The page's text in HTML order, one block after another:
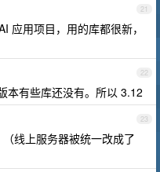
21
应用项目，用的库都很新，
22
本有些库还没有。所以 3.12
23
线上服务器被统一改成了